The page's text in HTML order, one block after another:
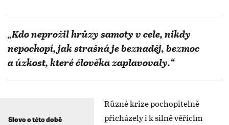
„Kdo neprožil hrůzy samoty v cele, nikdy
nepochopí, jak strašná je beznaděj, bezmoc
a úzkost, které člověka zaplavovaly.“
Slovo o této době
Různé krize pochopitelně
přicházely i k silně věřícím